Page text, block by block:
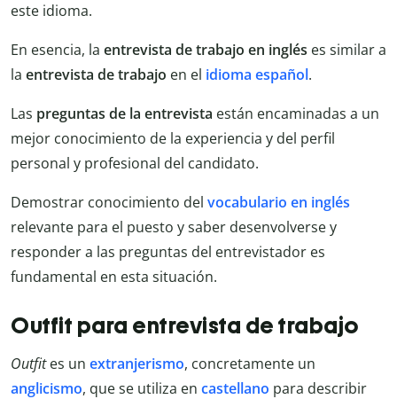
este idioma.
En esencia, la entrevista de trabajo en inglés es similar a
la entrevista de trabajo en el idioma español.
Las preguntas de la entrevista están encaminadas a un
mejor conocimiento de la experiencia y del perfil
personal y profesional del candidato.
Demostrar conocimiento del vocabulario en inglés
relevante para el puesto y saber desenvolverse y
responder a las preguntas del entrevistador es
fundamental en esta situación.
Outfit para entrevista de trabajo
Outfites un extranjerismo, concretamente un
anglicismo, que se utiliza en castellano para describir